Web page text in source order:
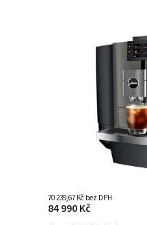
Nejprodávanější
Abecedně
70 239,67 Kč bez DPH
84 990 Kč